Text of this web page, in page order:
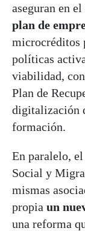
aseguran en
plan de
microcréditos
políticas
viabilidad,
Plan de
digitalización
formación.
En paralelo,
Social y
mismas
propia un
una reforma